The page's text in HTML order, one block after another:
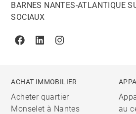
BARNES NANTES-ATLANTIQUE
SOCIAUX
FacebookLinkedinInstagram
ACHAT IMMOBILIER
Acheter quartier
Monselet à Nantes
au